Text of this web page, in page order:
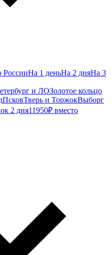
РоссииНа 1 деньНа 2 дняНа 3
и ЛОЗолотое кольцо
ПсковТверь и ТоржокВыборг
2 дня11950₽ вместо